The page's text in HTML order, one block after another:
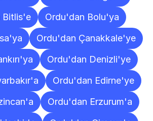
Bitlis'e
Ordu'dan Bolu'ya
Ordu'dan Çanakkale'ye
Ordu'dan Denizli'ye
Ordu'dan Edirne'ye
Ordu'dan Erzurum'a